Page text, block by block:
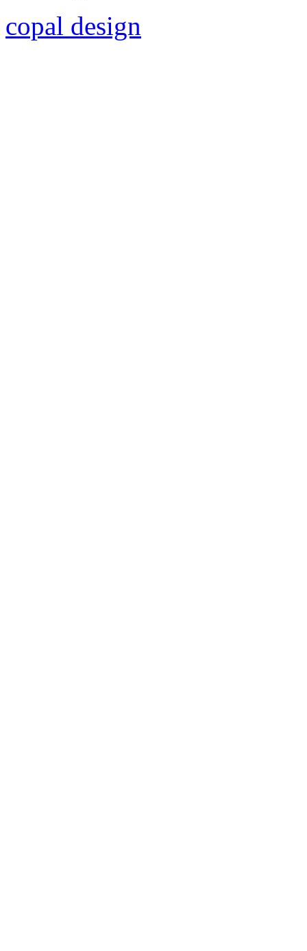
copal design